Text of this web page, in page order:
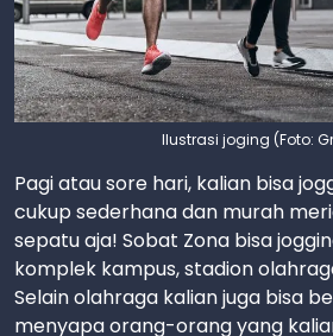
Ilustrasi joging (Foto:
Pagi atau sore hari, kalian bisa
cukup sederhana dan murah
sepatu aja! Sobat Zona bisa
komplek kampus, stadion
Selain olahraga kalian juga bisa
menyapa orang-orang yang